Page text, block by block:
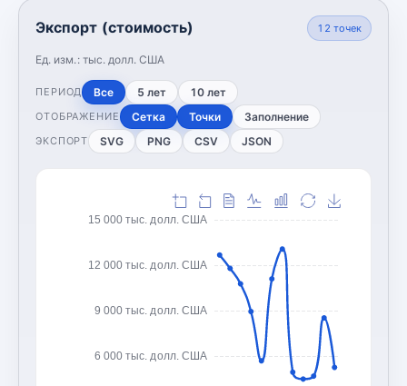
Экспорт (стоимость)
Ед. изм.: тыс. долл. США
12 точек
ПЕРИОД Все 5 лет 10 лет
ОТОБРАЖЕНИЕ Сетка Точки Заполнение
ЭКСПОРТ SVG PNG CSV JSON
6 000 тыс. долл. США
9 000 тыс. долл. США
12 000 тыс. долл. США
15 000 тыс. долл. США